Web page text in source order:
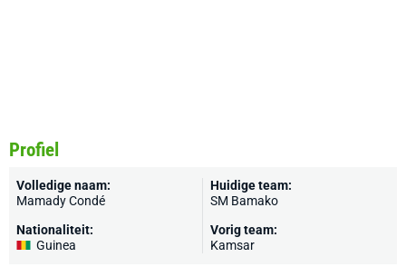
Profiel
Volledige naam:
Mamady Condé
Nationaliteit:
Guinea
Huidige team:
SM Bamako
Vorig team:
Kamsar